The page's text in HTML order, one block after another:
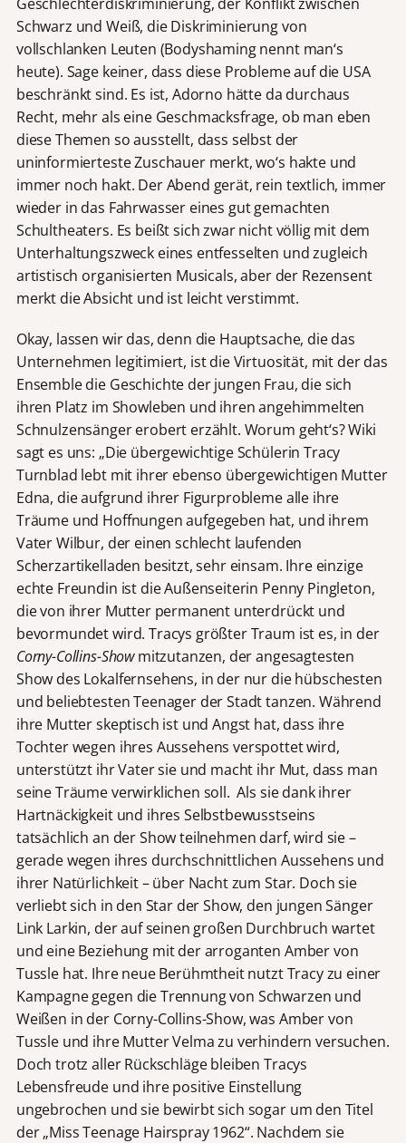
Schwarz und Weiß, die Diskriminierung von
vollschlanken Leuten (Bodyshaming nennt man‘s
heute). Sage keiner, dass diese Probleme auf die USA
beschränkt sind. Es ist, Adorno hätte da durchaus
Recht, mehr als eine Geschmacksfrage, ob man eben
diese Themen so ausstellt, dass selbst der
uninformierteste Zuschauer merkt, wo‘s hakte und
immer noch hakt. Der Abend gerät, rein textlich, immer
wieder in das Fahrwasser eines gut gemachten
Schultheaters. Es beißt sich zwar nicht völlig mit dem
Unterhaltungszweck eines entfesselten und zugleich
artistisch organisierten Musicals, aber der Rezensent
merkt die Absicht und ist leicht verstimmt.
Okay, lassen wir das, denn die Hauptsache, die das
Unternehmen legitimiert, ist die Virtuosität, mit der das
Ensemble die Geschichte der jungen Frau, die sich
ihren Platz im Showleben und ihren angehimmelten
Schnulzensänger erobert erzählt. Worum geht‘s? Wiki
sagt es uns: „Die übergewichtige Schülerin Tracy
Turnblad lebt mit ihrer ebenso übergewichtigen Mutter
Edna, die aufgrund ihrer Figurprobleme alle ihre
Träume und Hoffnungen aufgegeben hat, und ihrem
Vater Wilbur, der einen schlecht laufenden
Scherzartikelladen besitzt, sehr einsam. Ihre einzige
echte Freundin ist die Außenseiterin Penny Pingleton,
die von ihrer Mutter permanent unterdrückt und
bevormundet wird. Tracys größter Traum ist es, in der
Corny-Collins-Showmitzutanzen, der angesagtesten
Show des Lokalfernsehens, in der nur die hübschesten
und beliebtesten Teenager der Stadt tanzen. Während
ihre Mutter skeptisch ist und Angst hat, dass ihre
Tochter wegen ihres Aussehens verspottet wird,
unterstützt ihr Vater sie und macht ihr Mut, dass man
seine Träume verwirklichen soll. Als sie dank ihrer
Hartnäckigkeit und ihres Selbstbewusstseins
tatsächlich an der Show teilnehmen darf, wird sie –
gerade wegen ihres durchschnittlichen Aussehens und
ihrer Natürlichkeit – über Nacht zum Star. Doch sie
verliebt sich in den Star der Show, den jungen Sänger
Link Larkin, der auf seinen großen Durchbruch wartet
und eine Beziehung mit der arroganten Amber von
Tussle hat. Ihre neue Berühmtheit nutzt Tracy zu einer
Kampagne gegen die Trennung von Schwarzen und
Weißen in der Corny-Collins-Show, was Amber von
Tussle und ihre Mutter Velma zu verhindern versuchen.
Doch trotz aller Rückschläge bleiben Tracys
Lebensfreude und ihre positive Einstellung
ungebrochen und sie bewirbt sich sogar um den Titel
der „Miss Teenage Hairspray 1962“. Nachdem sie